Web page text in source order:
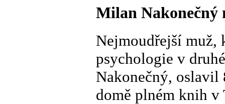
Milan Nakonečný
Nejmoudřejší muž,
psychologie v
Nakonečný,
domě plném knih v